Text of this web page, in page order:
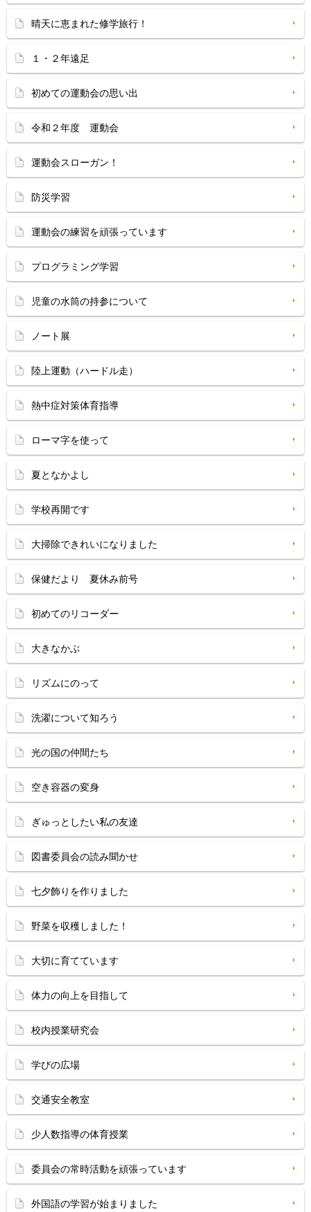
晴天に恵まれた修学旅行！
１・２年遠足
初めての運動会の思い出
令和２年度 運動会
運動会スローガン！
防災学習
運動会の練習を頑張っています
プログラミング学習
児童の水筒の持参について
ノート展
陸上運動（ハードル走）
熱中症対策体育指導
ローマ字を使って
夏となかよし
学校再開です
大掃除できれいになりました
保健だより 夏休み前号
初めてのリコーダー
大きなかぶ
リズムにのって
洗濯について知ろう
光の国の仲間たち
空き容器の変身
ぎゅっとしたい私の友達
図書委員会の読み聞かせ
七夕飾りを作りました
野菜を収穫しました！
大切に育てています
体力の向上を目指して
校内授業研究会
学びの広場
交通安全教室
少人数指導の体育授業
委員会の常時活動を頑張っています
外国語の学習が始まりました